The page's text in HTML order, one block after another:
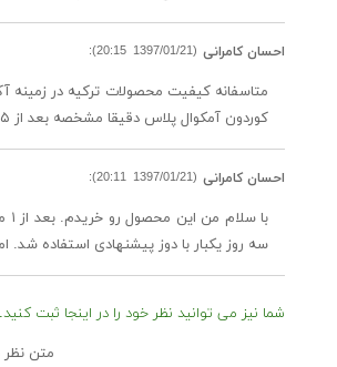
احسان کامرانی (1397/01/21 20:15):
متاسفانه کیفیت محصولات ترکیه در
کوردون آمکوال پلاس دقیقا مشخصه بعد از ۵ دقیقه اب اماده هست و تو راهنمایی نوشته. کیفیت محصولات این برند به هیچ عنوان قابل مقایسه با بزندهای جهانی مثل سیچم، برایل ول و جی بی ال نیست
احسان کامرانی (1397/01/21 20:11):
سه روز یکبار با دوز پیشنهادی استفاده شد.
شما نیز می توانید نظر خود را در اینجا ثبت کنید.
متن نظر